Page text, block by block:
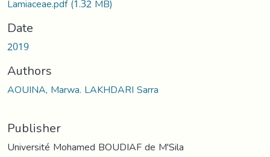
Lamiaceae.pdf(1.32 MB)
Date
2019
Authors
AOUINA, Marwa. LAKHDARI Sarra
Publisher
Université Mohamed BOUDIAF de M'Sila